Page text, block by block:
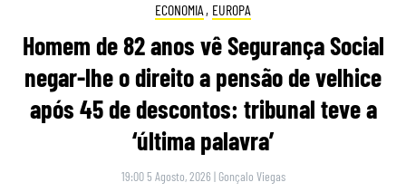
ECONOMIA , EUROPA
Homem de 82 anos vê Segurança Social
negar-lhe o direito a pensão de velhice
após 45 de descontos: tribunal teve a
‘última palavra’
19:00 5 Agosto, 2026 | Gonçalo Viegas